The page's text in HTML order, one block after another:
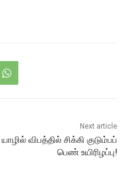
Next article
யாழில் விபத்தில் சிக்கி குடும்பப்
பெண் உயிரிழப்பு!